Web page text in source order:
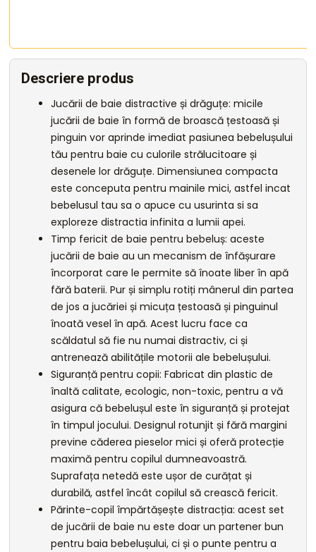
Descriere produs
Jucării de baie distractive și drăguțe: micile
jucării de baie în formă de broască țestoasă și
pinguin vor aprinde imediat pasiunea bebelușului
tău pentru baie cu culorile strălucitoare și
desenele lor drăguțe. Dimensiunea compacta
este conceputa pentru mainile mici, astfel incat
bebelusul tau sa o apuce cu usurinta si sa
exploreze distractia infinita a lumii apei.
Timp fericit de baie pentru bebeluș: aceste
jucării de baie au un mecanism de înfășurare
încorporat care le permite să înoate liber în apă
fără baterii. Pur și simplu rotiți mânerul din partea
de jos a jucăriei și micuța țestoasă și pinguinul
înoată vesel în apă. Acest lucru face ca
scăldatul să fie nu numai distractiv, ci și
antrenează abilitățile motorii ale bebelușului.
Siguranță pentru copii: Fabricat din plastic de
înaltă calitate, ecologic, non-toxic, pentru a vă
asigura că bebelușul este în siguranță și protejat
în timpul jocului. Designul rotunjit și fără margini
previne căderea pieselor mici și oferă protecție
maximă pentru copilul dumneavoastră.
Suprafața netedă este ușor de curățat și
durabilă, astfel încât copilul să crească fericit.
Părinte-copil împărtășește distracția: acest set
de jucării de baie nu este doar un partener bun
pentru baia bebelușului, ci și o punte pentru a